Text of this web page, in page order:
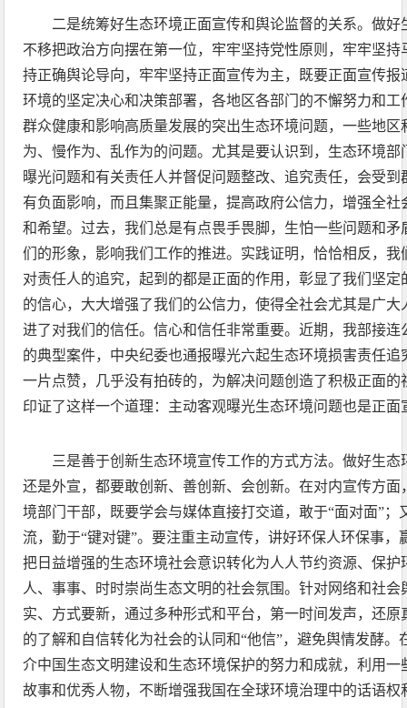
二是统筹好生态环境正面宣传和舆论监督的关系。做
不移把政治方向摆在第一位，牢牢坚持党性原则，牢牢坚
持正确舆论导向，牢牢坚持正面宣传为主，既要正面宣传
环境的坚定决心和决策部署，各地区各部门的不懈努力和
群众健康和影响高质量发展的突出生态环境问题，一些地
为、慢作为、乱作为的问题。尤其是要认识到，生态环境
曝光问题和有关责任人并督促问题整改、追究责任，会受
有负面影响，而且集聚正能量，提高政府公信力，增强全
和希望。过去，我们总是有点畏手畏脚，生怕一些问题和
们的形象，影响我们工作的推进。实践证明，恰恰相反，
对责任人的追究，起到的都是正面的作用，彰显了我们坚
的信心，大大增强了我们的公信力，使得全社会尤其是广
进了对我们的信任。信心和信任非常重要。近期，我部接
的典型案件，中央纪委也通报曝光六起生态环境损害责任
一片点赞，几乎没有拍砖的，为解决问题创造了积极正面
印证了这样一个道理：主动客观曝光生态环境问题也是正面
三是善于创新生态环境宣传工作的方式方法。做好生
还是外宣，都要敢创新、善创新、会创新。在对内宣传方
境部门干部，既要学会与媒体直接打交道，敢于“面对面”；
流，勤于“键对键”。要注重主动宣传，讲好环保人环保事，
把日益增强的生态环境社会意识转化为人人节约资源、保
人、事事、时时崇尚生态文明的社会氛围。针对网络和社
实、方式要新，通过多种形式和平台，第一时间发声，还
的了解和自信转化为社会的认同和“他信”，避免舆情发酵
介中国生态文明建设和生态环境保护的努力和成就，利用
故事和优秀人物，不断增强我国在全球环境治理中的话语